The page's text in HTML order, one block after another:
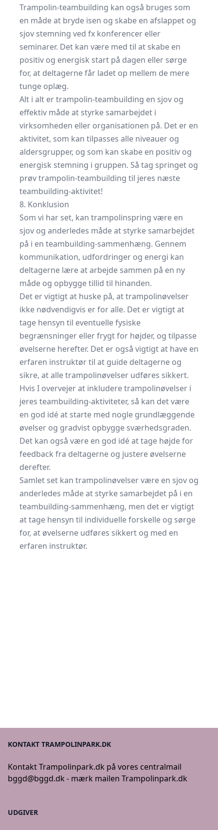
Trampolin-teambuilding kan også bruges som
en måde at bryde isen og skabe en afslappet og
sjov stemning ved fx konferencer eller
seminarer. Det kan være med til at skabe en
positiv og energisk start på dagen eller sørge
for, at deltagerne får ladet op mellem de mere
tunge oplæg.
Alt i alt er trampolin-teambuilding en sjov og
effektiv måde at styrke samarbejdet i
virksomheden eller organisationen på. Det er en
aktivitet, som kan tilpasses alle niveauer og
aldersgrupper, og som kan skabe en positiv og
energisk stemning i gruppen. Så tag springet og
prøv trampolin-teambuilding til jeres næste
teambuilding-aktivitet!
8. Konklusion
Som vi har set, kan trampolinspring være en
sjov og anderledes måde at styrke samarbejdet
på i en teambuilding-sammenhæng. Gennem
kommunikation, udfordringer og energi kan
deltagerne lære at arbejde sammen på en ny
måde og opbygge tillid til hinanden.
Det er vigtigt at huske på, at trampolinøvelser
ikke nødvendigvis er for alle. Det er vigtigt at
tage hensyn til eventuelle fysiske
begrænsninger eller frygt for højder, og tilpasse
øvelserne herefter. Det er også vigtigt at have en
erfaren instruktør til at guide deltagerne og
sikre, at alle trampolinøvelser udføres sikkert.
Hvis I overvejer at inkludere trampolinøvelser i
jeres teambuilding-aktiviteter, så kan det være
en god idé at starte med nogle grundlæggende
øvelser og gradvist opbygge sværhedsgraden.
Det kan også være en god idé at tage højde for
feedback fra deltagerne og justere øvelserne
derefter.
Samlet set kan trampolinøvelser være en sjov og
anderledes måde at styrke samarbejdet på i en
teambuilding-sammenhæng, men det er vigtigt
at tage hensyn til individuelle forskelle og sørge
for, at øvelserne udføres sikkert og med en
erfaren instruktør.
KONTAKT TRAMPOLINPARK.DK
Kontakt Trampolinpark.dk på vores centralmail
bggd@bggd.dk - mærk mailen Trampolinpark.dk
UDGIVER